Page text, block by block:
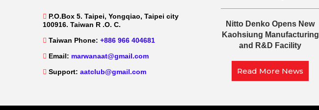
P.O.Box 5. Taipei, Yongqiao, Taipei city
100916. Taiwan R .O. C.
Taiwan Phone: +886 966 404681
Email: marwanaat@gmail.com
Support: aatclub@gmail.com
Nitto Denko Opens New
Kaohsiung Manufacturing
and R&D Facility
Read More News